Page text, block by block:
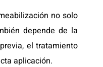
no solo
depende de la
el tratamiento
aplicación.